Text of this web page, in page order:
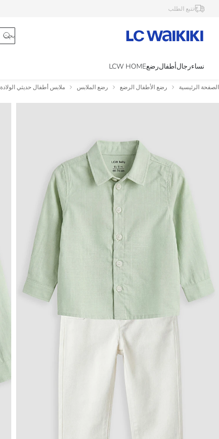
تتبع الطلب
نساءرجالأطفالرضعLCW HOME
الصفحة الرئيسية رضع الأطفال الرضع رضع الملابس ملابس أطفال حديثي الولادة